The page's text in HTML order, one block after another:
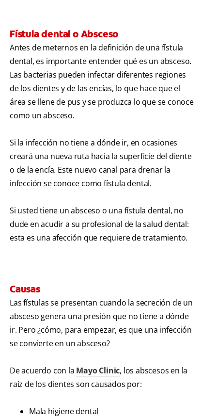
Fístula dental o Absceso
Antes de meternos en la definición de una fístula
dental, es importante entender qué es un absceso.
Las bacterias pueden infectar diferentes regiones
de los dientes y de las encías, lo que hace que el
área se llene de pus y se produzca lo que se conoce
como un absceso.
Si la infección no tiene a dónde ir, en ocasiones
creará una nueva ruta hacia la superficie del diente
o de la encía. Este nuevo canal para drenar la
infección se conoce como fístula dental.
Si usted tiene un absceso o una fístula dental, no
dude en acudir a su profesional de la salud dental:
esta es una afección que requiere de tratamiento.
Causas
Las fístulas se presentan cuando la secreción de un
absceso genera una presión que no tiene a dónde
ir. Pero ¿cómo, para empezar, es que una infección
se convierte en un absceso?
De acuerdo con la Mayo Clinic, los abscesos en la
raíz de los dientes son causados por:
Mala higiene dental